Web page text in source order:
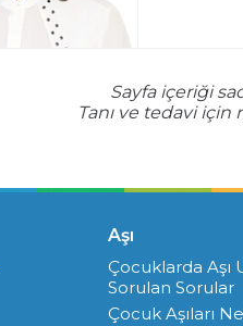
Sayfa içeriği
Tanı ve tedavi
Aşı
Çocuklarda Aşı
Sorulan Sorular
Çocuk Aşıları